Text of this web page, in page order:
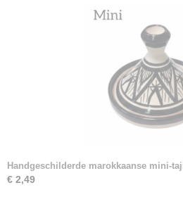
Handgeschilderde marokkaanse mini-
€ 2,49